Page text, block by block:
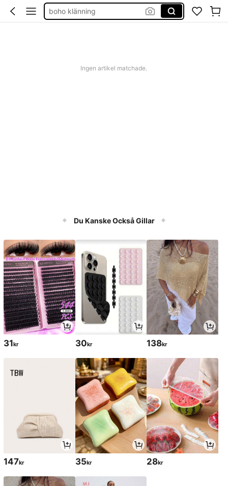
boho klänning
Ingen artikel matchade.
Du Kanske Också Gillar
31kr 30kr 138kr
147kr 35kr 28kr